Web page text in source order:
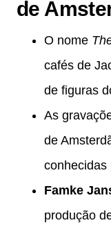
de
O nome
cafés de
de figuras
As
de
conhecidas
Famke
produção